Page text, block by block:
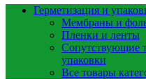
Герметизация и
Мембраны и
Пленки и ленты
Сопутствующие
упаковки
Все товары